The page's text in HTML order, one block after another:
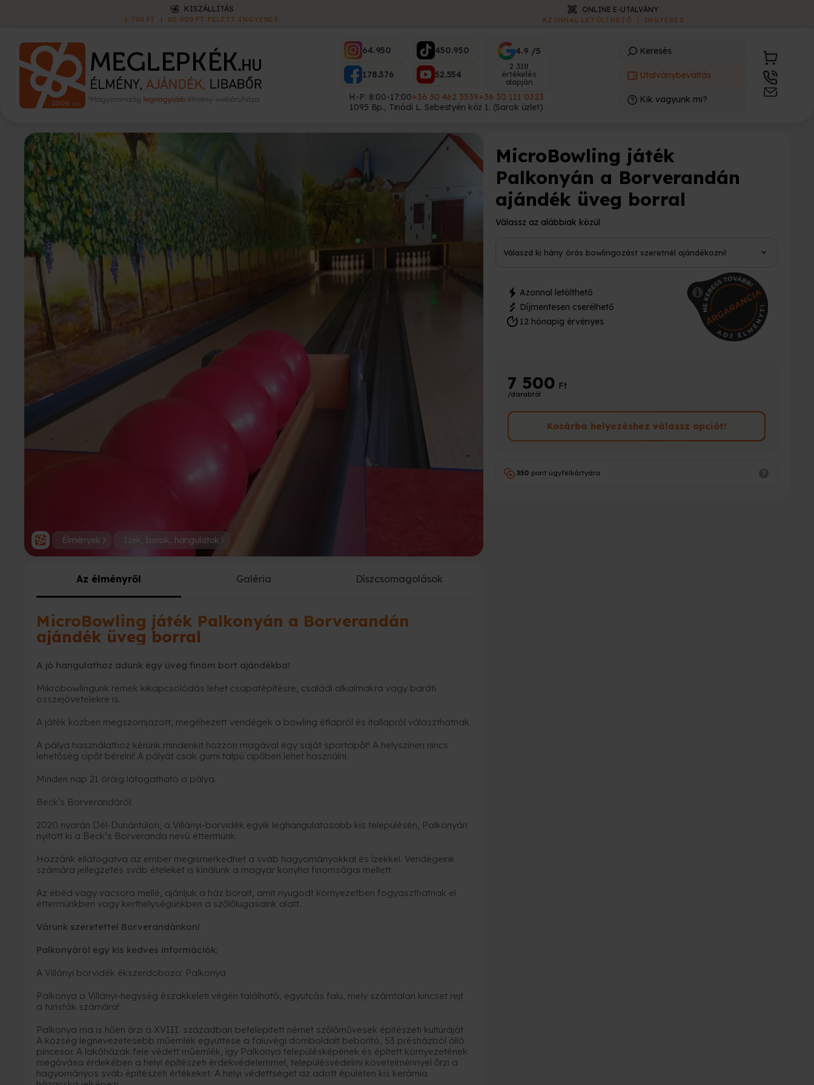
KISZÁLLÍTÁS
1 790 FT | 60 000 FT FELETT INGYENES
ONLINE E-UTALVÁNY
AZONNAL LETÖLTHETŐ | INGYENES
64.950
178.376
450.950
52.554
4.9 /5
2 318
értékelés
alapján
H-P: 8:00-17:00+36 30 462 3539+36 30 111 0323
1095 Bp., Tinódi L. Sebestyén köz 1. (Sarok üzlet)
Keresés
Utalványbeváltás
Kik vagyunk mi?
Élmények Ízek, borok, hangulatok
Az élményről Galéria Díszcsomagolások
MicroBowling játék Palkonyán a Borverandán
ajándék üveg borral
A jó hangulathoz adunk egy üveg finom bort ajándékba!
Mikrobowlingunk remek kikapcsolódás lehet csapatépítésre, családi alkalmakra vagy baráti
összejövetelekre is.
A játék közben megszomjazott, megéhezett vendégek a bowling étlapról és itallapról választhatnak.
A pálya használathoz kérünk mindenkit hozzon magával egy saját sportcipőt! A helyszínen nincs
lehetőség cipőt bérelni! A pályát csak gumi talpú cipőben lehet használni.
Minden nap 21 óráig látogatható a pálya.
Beck's Borverandáról:
2020 nyarán Dél-Dunántúlon, a Villányi-borvidék egyik leghangulatosabb kis településén, Palkonyán
nyitott ki a Beck’s Borveranda nevű éttermünk.
Hozzánk ellátogatva az ember megismerkedhet a sváb hagyományokkal és ízekkel. Vendégeink
számára jellegzetes sváb ételeket is kínálunk a magyar konyha finomságai mellett.
Az ebéd vagy vacsora mellé, ajánljuk a ház borait, amit nyugodt környezetben fogyaszthatnak el
éttermünkben vagy kerthelységünkben a szőlőlugasaink alatt.
Várunk szeretettel Borverandánkon!
Palkonyáról egy kis kedves információk:
A Villányi borvidék ékszerdoboza: Palkonya
Palkonya a Villányi-hegység északkeleti végén található, egyutcás falu, mely számtalan kincset rejt
a turisták számára!
Palkonya ma is hűen őrzi a XVIII. században betelepített német szőlőművesek építészeti kultúráját.
A község legnevezetesebb műemlék együttese a faluvégi domboldalt beborító, 53 présházból álló
pincesor. A lakóházak fele védett műemlék, így Palkonya településképének és épített környezetének
megóvása érdekében a helyi építészeti érdekvédelemmel, településvédelmi követelménnyel őrzi a
hagyományos sváb építészeti értékeket. A helyi védettséget az adott épületen kis kerámia
MicroBowling játék
Palkonyán a Borverandán
ajándék üveg borral
Válassz az alábbiak közül
Válaszd ki hány órás bowlingozást szeretnél ajándékozni!
Azonnal letölthető
Díjmentesen cserélhető
12 hónapig érvényes
7 500Ft
/darabtól
Kosárba helyezéshez válassz opciót!
350 pont ügyfélkártyára